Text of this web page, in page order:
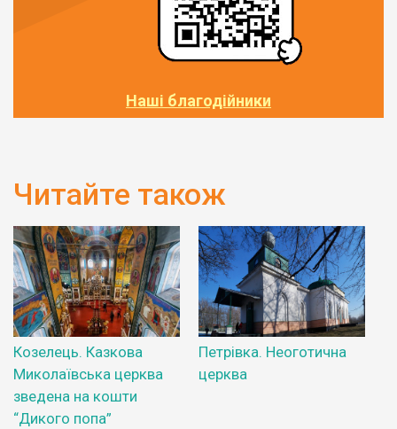
Наші благодійники
Читайте також
Козелець. Казкова
Миколаївська церква
зведена на кошти
“Дикого попа”
Петрівка. Неоготична
церква